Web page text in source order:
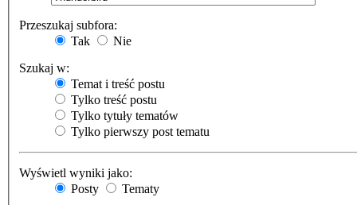
Przeszukaj subfora:
Tak
Nie
Szukaj w:
Temat i treść postu
Tylko treść postu
Tylko tytuły tematów
Tylko pierwszy post tematu
Wyświetl wyniki jako:
Posty
Tematy